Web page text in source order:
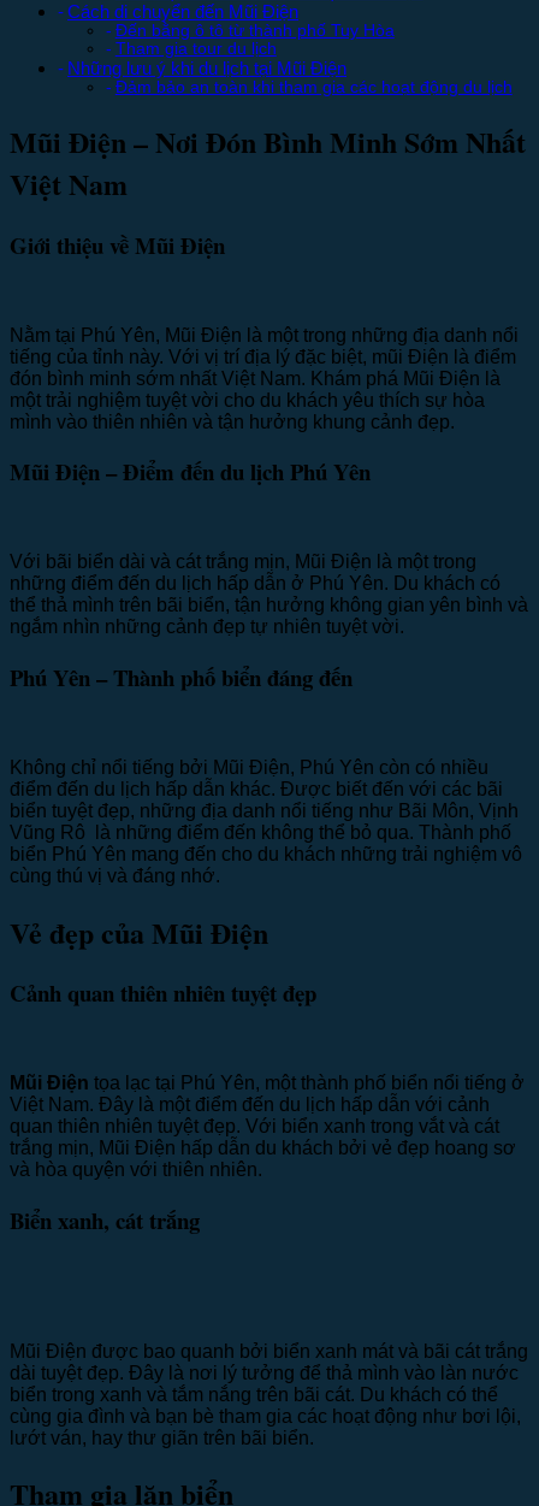
Cách di chuyển đến Mũi Điện
Đến bằng ô tô từ thành phố Tuy Hòa
Tham gia tour du lịch
Những lưu ý khi du lịch tại Mũi Điện
Đảm bảo an toàn khi tham gia các hoạt động du lịch
Mũi Điện – Nơi Đón Bình Minh Sớm Nhất
Việt Nam
Giới thiệu về Mũi Điện
Nằm tại Phú Yên, Mũi Điện là một trong những địa danh nổi
tiếng của tỉnh này. Với vị trí địa lý đặc biệt, mũi Điện là điểm
đón bình minh sớm nhất Việt Nam. Khám phá Mũi Điện là
một trải nghiệm tuyệt vời cho du khách yêu thích sự hòa
mình vào thiên nhiên và tận hưởng khung cảnh đẹp.
Mũi Điện – Điểm đến du lịch Phú Yên
Với bãi biển dài và cát trắng mịn, Mũi Điện là một trong
những điểm đến du lịch hấp dẫn ở Phú Yên. Du khách có
thể thả mình trên bãi biển, tận hưởng không gian yên bình và
ngắm nhìn những cảnh đẹp tự nhiên tuyệt vời.
Phú Yên – Thành phố biển đáng đến
Không chỉ nổi tiếng bởi Mũi Điện, Phú Yên còn có nhiều
điểm đến du lịch hấp dẫn khác. Được biết đến với các bãi
biển tuyệt đẹp, những địa danh nổi tiếng như Bãi Môn, Vịnh
Vũng Rô là những điểm đến không thể bỏ qua. Thành phố
biển Phú Yên mang đến cho du khách những trải nghiệm vô
cùng thú vị và đáng nhớ.
Vẻ đẹp của Mũi Điện
Cảnh quan thiên nhiên tuyệt đẹp
Mũi Điện tọa lạc tại Phú Yên, một thành phố biển nổi tiếng ở
Việt Nam. Đây là một điểm đến du lịch hấp dẫn với cảnh
quan thiên nhiên tuyệt đẹp. Với biển xanh trong vắt và cát
trắng mịn, Mũi Điện hấp dẫn du khách bởi vẻ đẹp hoang sơ
và hòa quyện với thiên nhiên.
Biển xanh, cát trắng
Mũi Điện được bao quanh bởi biển xanh mát và bãi cát trắng
dài tuyệt đẹp. Đây là nơi lý tưởng để thả mình vào làn nước
biển trong xanh và tắm nắng trên bãi cát. Du khách có thể
cùng gia đình và bạn bè tham gia các hoạt động như bơi lội,
lướt ván, hay thư giãn trên bãi biển.
Tham gia lặn biển